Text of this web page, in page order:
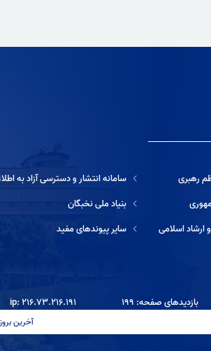
بازدیدهای صفحه: ۱۹۹
ip: ۲۱۶.۷۳.۲۱۶.۱۹۱
آخرین بروزرسانی: ۱۴۰۵/۰۵/۱۴ ۱۷:۳۳